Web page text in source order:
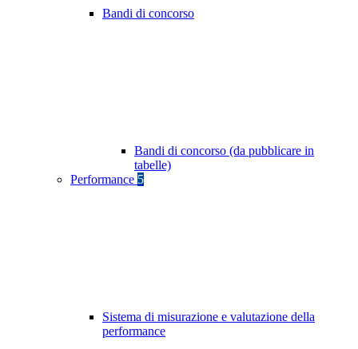
Bandi di concorso
Bandi di concorso (da pubblicare in
tabelle)
Performance 5
Sistema di misurazione e valutazione della
performance